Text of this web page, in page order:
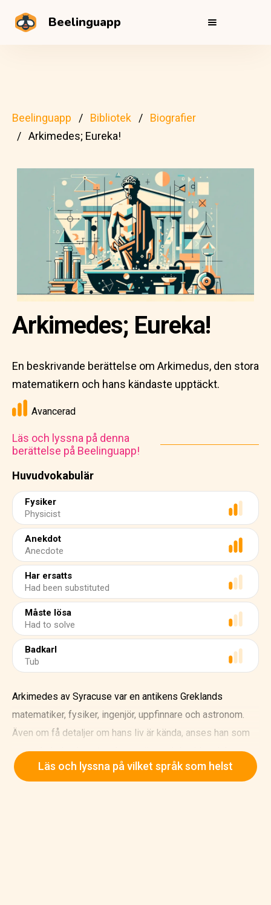
Beelinguapp
Beelinguapp Bibliotek
Biografier
Arkimedes; Eureka!
Huvudvokabulär
Fysiker
Physicist
Anekdot
Anecdote
Har ersatts
Had been substituted
Måste lösa
Had to solve
Badkarl
Tub
Arkimedes; Eureka!
En beskrivande berättelse om Arkimedus, den stora
matematikern och hans kändaste upptäckt.
Avancerad
Läs och lyssna på denna
berättelse på Beelinguapp!
Arkimedes av Syracuse var en antikens Greklands
matematiker, fysiker, ingenjör, uppfinnare och astronom.
Även om få detaljer om hans liv är kända, anses han som
en av de ledande vetenskapsmännen i den klassiska
antiken. Arkimedes betraktades allmänt som den största
Läs och lyssna på vilket språk som helst